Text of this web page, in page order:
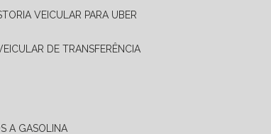
VEICULAR PARA UBER
DE TRANSFERÊNCIA
A GASOLINA